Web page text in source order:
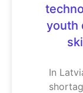
youth
In